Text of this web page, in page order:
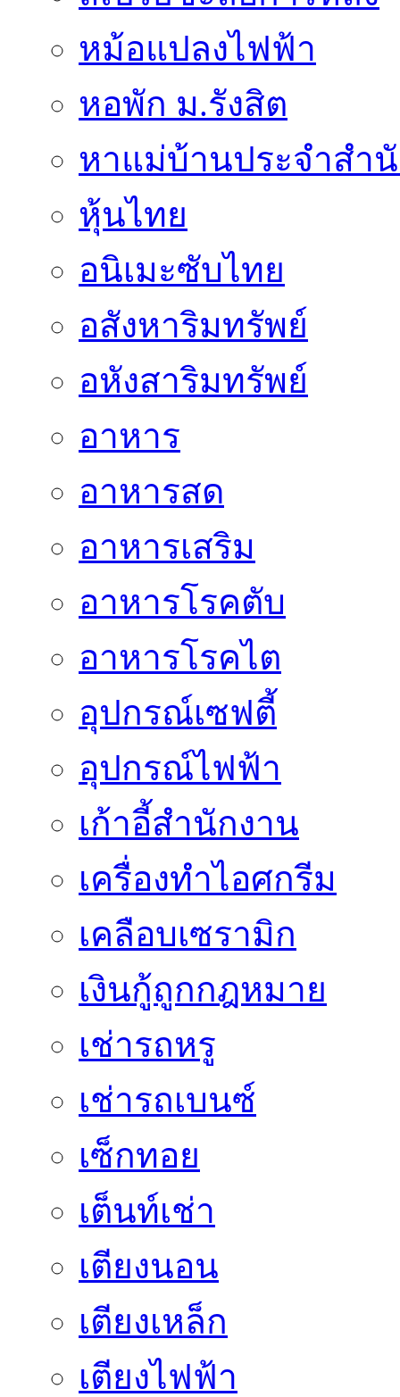
หม้อแปลงไฟฟ้า
หอพัก ม.รังสิต
หาแม่บ้านประจำสำ
หุ้นไทย
อนิเมะซับไทย
อสังหาริมทรัพย์
อหังสาริมทรัพย์
อาหาร
อาหารสด
อาหารเสริม
อาหารโรคตับ
อาหารโรคไต
อุปกรณ์เซฟตี้
อุปกรณ์ไฟฟ้า
เก้าอี้สำนักงาน
เครื่องทำไอศกรีม
เคลือบเซรามิก
เงินกู้ถูกกฎหมาย
เช่ารถหรู
เช่ารถเบนซ์
เซ็กทอย
เต็นท์เช่า
เตียงนอน
เตียงเหล็ก
เตียงไฟฟ้า